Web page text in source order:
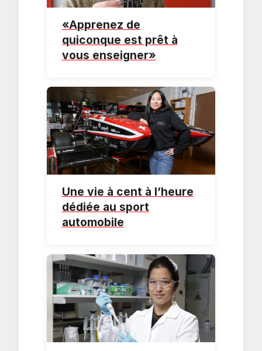
«Apprenez de
quiconque est prêt à
vous enseigner»
Une vie à cent à l’heure
dédiée au sport
automobile